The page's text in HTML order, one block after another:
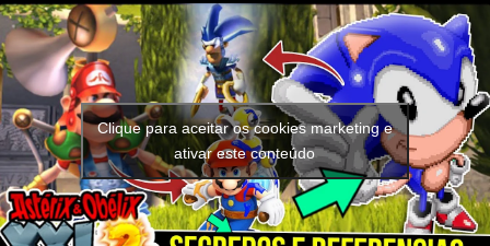
Clique para aceitar os cookies marketing e
ativar este conteúdo